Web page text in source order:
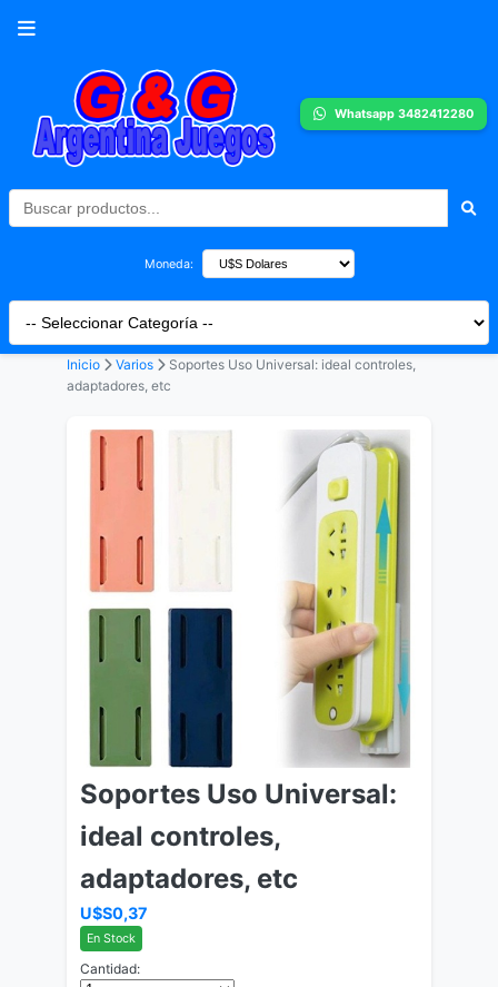
Whatsapp 3482412280
Moneda:
Inicio Varios
Soportes Uso Universal: ideal controles,
adaptadores, etc
Soportes Uso Universal:
ideal controles,
adaptadores, etc
U$S0,37
En Stock
Cantidad: